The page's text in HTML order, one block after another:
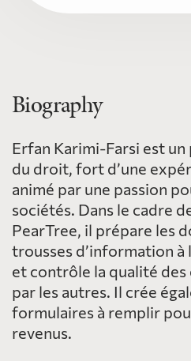
Biography
Erfan Karimi-Farsi est
du droit, fort d’une
animé par une passion
sociétés. Dans le cadre
PearTree, il prépare les
trousses d’information à
et contrôle la qualité
par les autres. Il crée
formulaires à remplir
revenus.